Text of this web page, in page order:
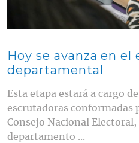
Hoy se avanza en
departamental
Esta etapa estará a cargo
escrutadoras conformadas
Consejo Nacional Electoral,
departamento ...